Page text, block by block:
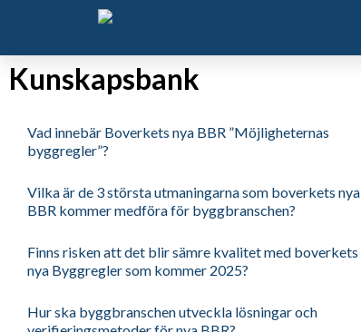
Kunskapsbank
Vad innebär Boverkets nya BBR ”Möjligheternas
byggregler”?
Vilka är de 3 största utmaningarna som boverkets nya
BBR kommer medföra för byggbranschen?
Finns risken att det blir sämre kvalitet med boverkets
nya Byggregler som kommer 2025?
Hur ska byggbranschen utveckla lösningar och